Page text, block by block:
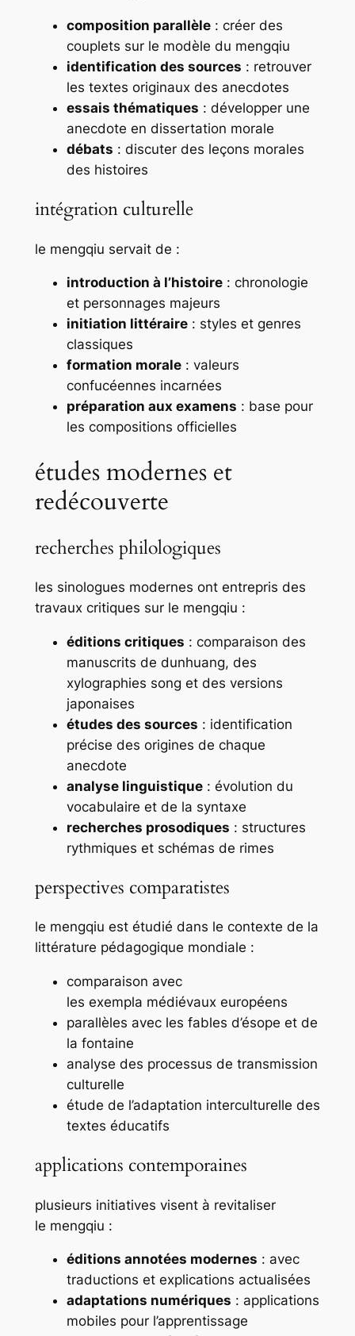
composition parallèle: créer des
couplets sur le modèle du mengqiu
identification des sources : retrouver
les textes originaux des anecdotes
essais thématiques : développer une
anecdote en dissertation morale
débats : discuter des leçons morales
des histoires
intégration culturelle
le mengqiu servait de :
introduction à l’histoire: chronologie
et personnages majeurs
initiation littéraire: styles et genres
classiques
formation morale: valeurs
confucéennes incarnées
préparation aux examens : base pour
les compositions officielles
études modernes et
redécouverte
recherches philologiques
les sinologues modernes ont entrepris des
travaux critiques sur le mengqiu :
éditions critiques : comparaison des
manuscrits de dunhuang, des
xylographies song et des versions
japonaises
études des sources : identification
précise des origines de chaque
anecdote
analyse linguistique: évolution du
vocabulaire et de la syntaxe
recherches prosodiques : structures
rythmiques et schémas de rimes
perspectives comparatistes
le mengqiu est étudié dans le contexte de la
littérature pédagogique mondiale :
comparaison avec
les exempla médiévaux européens
parallèles avec les fables d’ésope et de
la fontaine
analyse des processus de transmission
culturelle
étude de l’adaptation interculturelle des
textes éducatifs
applications contemporaines
plusieurs initiatives visent à revitaliser
le mengqiu :
éditions annotées modernes : avec
traductions et explications actualisées
adaptations numériques : applications
mobiles pour l’apprentissage